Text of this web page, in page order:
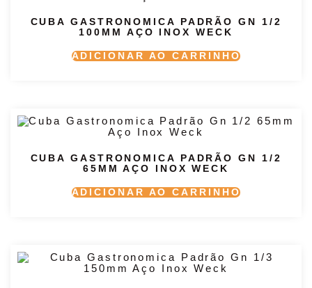
CUBA GASTRONOMICA PADRÃO GN 1/2
100MM AÇO INOX WECK
ADICIONAR AO CARRINHO
CUBA GASTRONOMICA PADRÃO GN 1/2
65MM AÇO INOX WECK
ADICIONAR AO CARRINHO